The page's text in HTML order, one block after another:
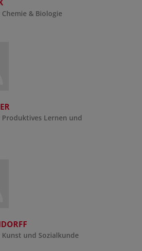
& Biologie
Lernen und
und Sozialkunde